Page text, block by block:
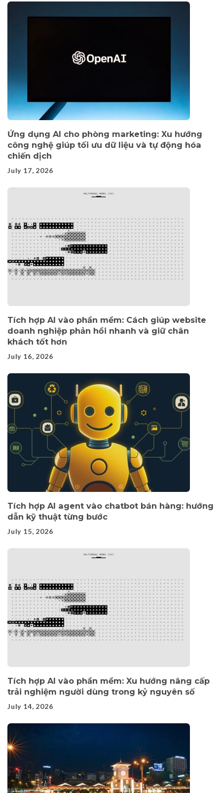
Ứng dụng AI cho phòng marketing: Xu hướng
công nghệ giúp tối ưu dữ liệu và tự động hóa
chiến dịch
July 17, 2026
Tích hợp AI vào phần mềm: Cách giúp website
doanh nghiệp phản hồi nhanh và giữ chân
khách tốt hơn
July 16, 2026
Tích hợp AI agent vào chatbot bán hàng: hướng
dẫn kỹ thuật từng bước
July 15, 2026
Tích hợp AI vào phần mềm: Xu hướng nâng cấp
trải nghiệm người dùng trong kỷ nguyên số
July 14, 2026